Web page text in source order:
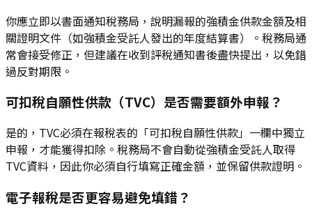
你應立即以書面通知稅務局，說明漏報的強積金供款金額及相
關證明文件（如強積金受託人發出的年度結算書）。稅務局通
常會接受修正，但建議在收到評稅通知書後盡快提出，以免錯
過反對期限。
可扣稅自願性供款（TVC）是否需要額外申報？
是的，TVC必須在報稅表的「可扣稅自願性供款」一欄中獨立
申報，才能獲得扣除。稅務局不會自動從強積金受託人取得
TVC資料，因此你必須自行填寫正確金額，並保留供款證明。
電子報稅是否更容易避免填錯？